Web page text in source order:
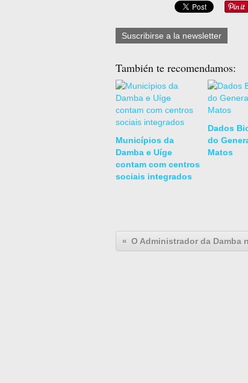
Suscribirse a la newsletter
También te recomendamos:
Municípios da
Damba e Uíge
contam com centros
sociais integrados
Dados
do
Matos
O Administrador da Damba